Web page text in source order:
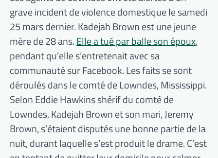
grave incident de violence domestique le samedi
25 mars dernier. Kadejah Brown est une jeune
mère de 28 ans.Elle a tué par balle son époux,
pendant qu’elle s’entretenait avec sa
communauté sur Facebook. Les faits se sont
déroulés dans le comté de Lowndes, Mississippi.
Selon Eddie Hawkins shérif du comté de
Lowndes, Kadejah Brown et son mari, Jeremy
Brown, s’étaient disputés une bonne partie de la
nuit, durant laquelle s’est produit le drame. C’est